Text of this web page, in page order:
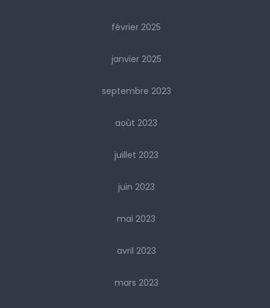
février 2025
janvier 2025
septembre 2023
août 2023
juillet 2023
juin 2023
mai 2023
avril 2023
mars 2023